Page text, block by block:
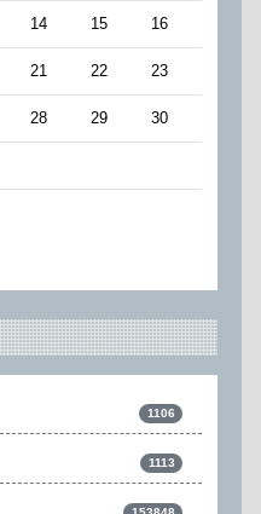
14 15 16
21 22 23
28 29 30
1106
1113